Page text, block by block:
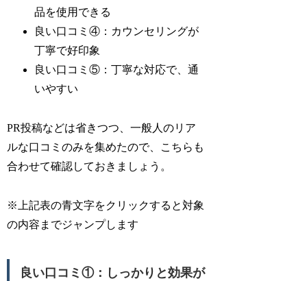
品を使用できる
良い口コミ④：カウンセリングが
丁寧で好印象
良い口コミ⑤：丁寧な対応で、通
いやすい
PR投稿などは省きつつ、一般人のリア
ルな口コミのみを集めたので、こちらも
合わせて確認しておきましょう。
※上記表の青文字をクリックすると対象
の内容までジャンプします
良い口コミ①：しっかりと効果が